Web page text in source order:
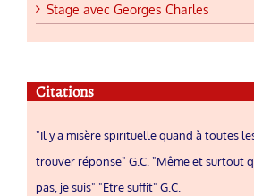
Stage avec Georges Charles
Citations
"Il y a misère spirituelle quand à toutes
trouver réponse" G.C. "Même et surtout
pas, je suis" "Etre suffit" G.C.